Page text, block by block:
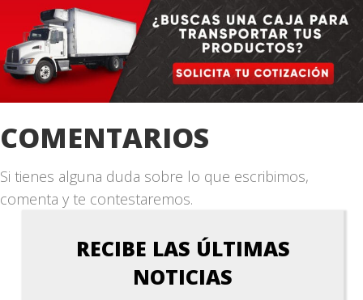
COMENTARIOS
Si tienes alguna duda sobre lo que escribimos,
comenta y te contestaremos.
RECIBE LAS ÚLTIMAS
NOTICIAS